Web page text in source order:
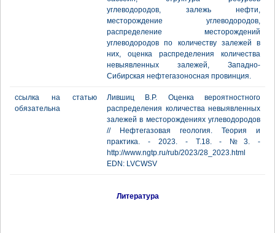
углеводородов, залежь нефти,
месторождение углеводородов,
распределение месторождений
углеводородов по количеству залежей в
них, оценка распределения количества
невыявленных залежей, Западно-
Сибирская нефтегазоносная провинция.
ссылка на статью
обязательна
Лившиц В.Р. Оценка вероятностного
распределения количества невыявленных
залежей в месторождениях углеводородов
// Нефтегазовая геология. Теория и
практика. - 2023. - Т.18. - №3. -
http://www.ngtp.ru/rub/2023/28_2023.html
EDN: LVCWSV
Литература